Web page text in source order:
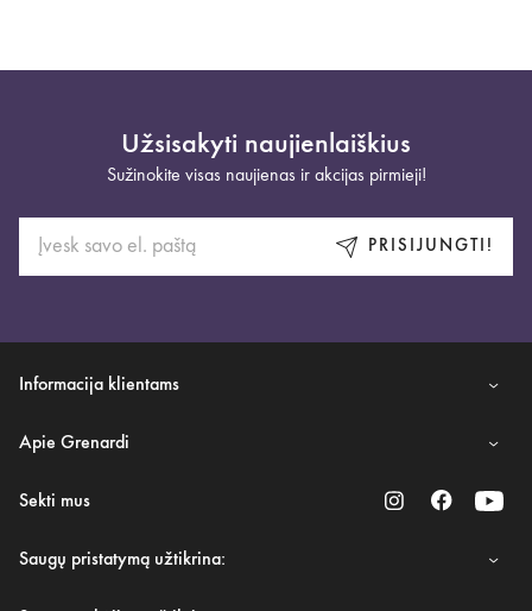
Užsisakyti naujienlaiškius
Sužinokite visas naujienas ir akcijas pirmieji!
PRISIJUNGTI!
Informacija klientams
Apie Grenardi
Sekti mus
Saugų pristatymą užtikrina: